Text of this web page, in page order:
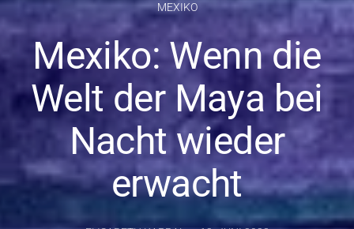
MEXIKO
Mexiko: Wenn die
Welt der Maya bei
Nacht wieder
erwacht